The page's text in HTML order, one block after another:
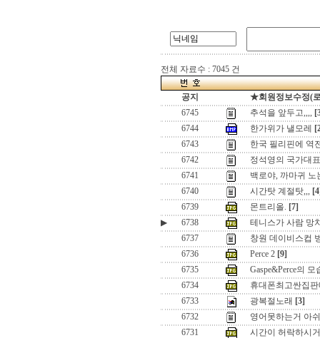
전체 자료수 : 7045 건
공지
★회원정보수정(
6745
추석을 앞두고,,,,
6744
한가위가 낼모레
6743
한국 필리핀에 역
6742
정석영의 국가대
6741
백로야, 까마귀 노
6740
시간탓 계절탓,,,
6739
몬트리올. [7]
▶
6738
테니스가 사람 망
6737
창원 데이비스컵
6736
Perce 2 [9]
6735
Gaspe&Perce의
6734
휴대폰최고싼집
6733
광복절노래 [3]
6732
영어못하는거 아
6731
시간이 허락하시